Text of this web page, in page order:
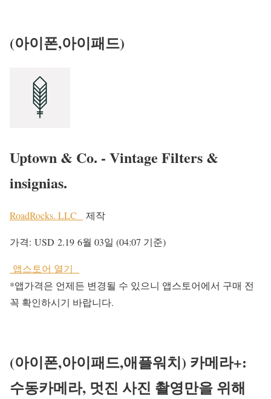
(아이폰,아이패드)
Uptown & Co. - Vintage Filters &
insignias.
RoadRocks. LLC 제작
가격: USD 2.19 6월 03일 (04:07 기준)
앱스토어 열기
*앱가격은 언제든 변경될 수 있으니 앱스토어에서 구매 전
꼭 확인하시기 바랍니다.
(아이폰,아이패드,애플워치) 카메라+:
수동카메라, 멋진 사진 촬영만을 위해